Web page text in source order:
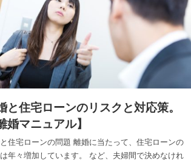
と住宅ローンのリスクと対応策。
婚マニュアル】
住宅ローンの問題 離婚に当たって、住宅ローンの
年々増加しています。 など、夫婦間で決めなけれ